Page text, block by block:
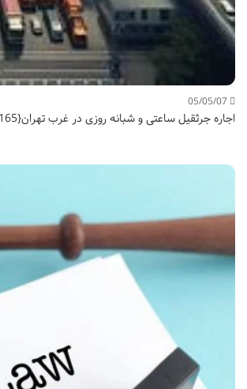
05/05/07
اجاره جرثقیل ساعتی و شبانه روزی در غرب تهران{09126454165}